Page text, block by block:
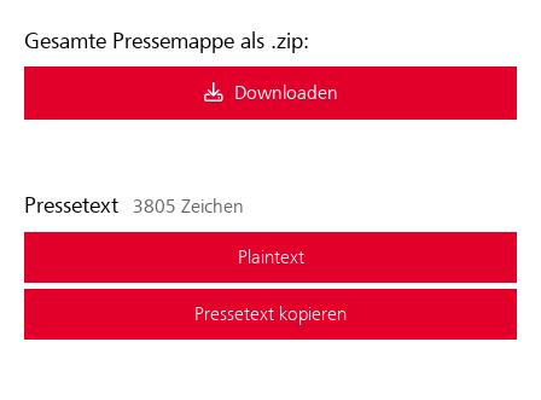
Gesamte Pressemappe als .zip:
Downloaden
Pressetext 3805 Zeichen
Plaintext
Pressetext kopieren